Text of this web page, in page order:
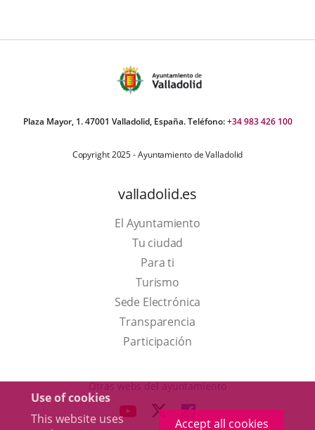
Use of cookies
This website uses
Accept all cookies
Plaza Mayor, 1. 47001 Valladolid, España. Teléfono:+34 983 426 100
Copyright 2025 - Ayuntamiento de Valladolid
valladolid.es
El Ayuntamiento
Tu ciudad
Para ti
TurismoThis
link
will
open
a
up
Sede Electrónica
Transparencia
Participación
Otras webs del ayuntamiento
LINK LINKLINK